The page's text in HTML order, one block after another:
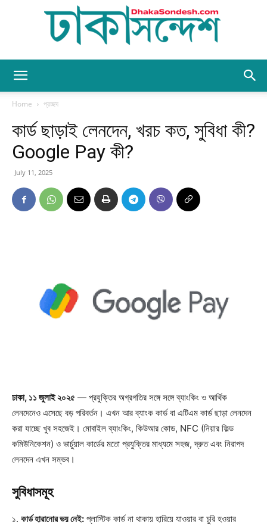
Sondesh
Home প্রচ্ছদ
কার্ড ছাড়াই লেনদেন, খরচ কত, সুবিধা কী?
Google Pay কী?
July 11, 2025
ঢাকা, ১১ জুলাই ২০২৫ — প্রযুক্তির অগ্রগতির সঙ্গে সঙ্গে ব্যাংকিং ও আর্থিক
লেনদেনেও এসেছে বড় পরিবর্তন। এখন আর ব্যাংক কার্ড বা এটিএম কার্ড ছাড়া লেনদেন
করা যাচ্ছে খুব সহজেই। মোবাইল ব্যাংকিং, কিউআর কোড, NFC (নিয়ার ফিল্ড
কমিউনিকেশন) ও ভার্চুয়াল কার্ডের মতো প্রযুক্তির মাধ্যমে সহজ, দ্রুত এবং নিরাপদ
লেনদেন এখন সম্ভব।
সুবিধাসমূহ
১. কার্ড হারানোর ভয় নেই: প্লাস্টিক কার্ড না থাকায় হারিয়ে যাওয়ার বা চুরি হওয়ার